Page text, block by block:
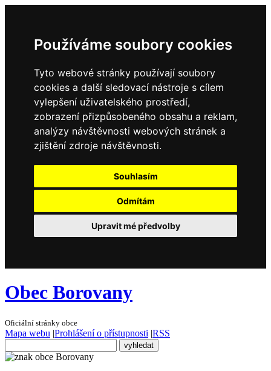
Používáme soubory cookies
Tyto webové stránky používají soubory
cookies a další sledovací nástroje s cílem
vylepšení uživatelského prostředí,
zobrazení přizpůsobeného obsahu a reklam,
analýzy návštěvnosti webových stránek a
zjištění zdroje návštěvnosti.
Souhlasím
Odmítám
Upravit mé předvolby
Obec Borovany
Oficiální stránky obce
Mapa webu |Prohlášení o přístupnosti |RSS